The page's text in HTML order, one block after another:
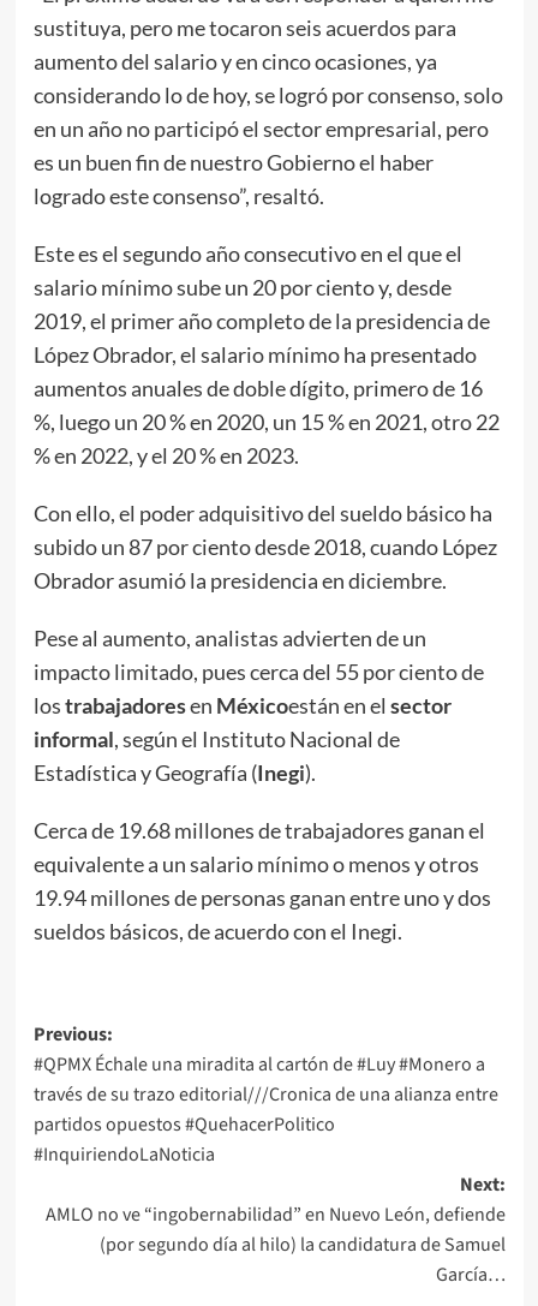
sustituya, pero me tocaron seis acuerdos para
aumento del salario y en cinco ocasiones, ya
considerando lo de hoy, se logró por consenso, solo
en un año no participó el sector empresarial, pero
es un buen fin de nuestro Gobierno el haber
logrado este consenso”, resaltó.
Este es el segundo año consecutivo en el que el
salario mínimo sube un 20 por ciento y, desde
2019, el primer año completo de la presidencia de
López Obrador, el salario mínimo ha presentado
aumentos anuales de doble dígito, primero de 16
%, luego un 20 % en 2020, un 15 % en 2021, otro 22
% en 2022, y el 20 % en 2023.
Con ello, el poder adquisitivo del sueldo básico ha
subido un 87 por ciento desde 2018, cuando López
Obrador asumió la presidencia en diciembre.
Pese al aumento, analistas advierten de un
impacto limitado, pues cerca del 55 por ciento de
lostrabajadoresen Méxicoestán en el sector
informal, según el Instituto Nacional de
Estadística y Geografía (Inegi).
Cerca de 19.68 millones de trabajadores ganan el
equivalente a un salario mínimo o menos y otros
19.94 millones de personas ganan entre uno y dos
sueldos básicos, de acuerdo con el Inegi.
Post
navigation
Previous:
#QPMX Échale una miradita al cartón de #Luy #Monero a
través de su trazo editorial///Cronica de una alianza entre
partidos opuestos #QuehacerPolitico
#InquiriendoLaNoticia
Next:
AMLO no ve “ingobernabilidad” en Nuevo León, defiende
(por segundo día al hilo) la candidatura de Samuel
García…